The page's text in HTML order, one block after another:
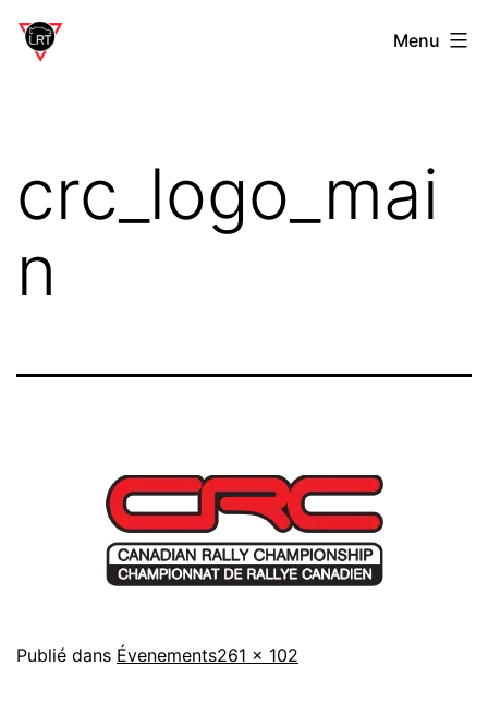
Aller
Laverdière
Menu
crc_logo_mai
n
Publié dans ÉvenementsTaille
261 × 102